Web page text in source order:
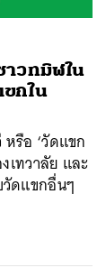
าวทมิฬใน
กใน
รือ ‘วัดแขก
เทวาลัย และ
ดแขกอื่นๆ